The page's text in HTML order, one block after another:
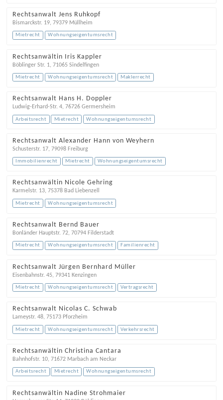
Rechtsanwalt Jens Ruhkopf
Bismarckstr. 19, 79379 Müllheim
Mietrecht Wohnungseigentumsrecht
Rechtsanwältin Iris Kappler
Böblinger Str. 1, 71065 Sindelfingen
Mietrecht Wohnungseigentumsrecht Maklerrecht
Rechtsanwalt Hans H. Doppler
Ludwig-Erhard-Str. 4, 76726 Germersheim
Arbeitsrecht Mietrecht Wohnungseigentumsrecht
Rechtsanwalt Alexander Hann von Weyhern
Schusterstr. 17, 79098 Freiburg
Immobilienrecht Mietrecht Wohnungseigentumsrecht
Rechtsanwältin Nicole Gehring
Karmelstr. 13, 75378 Bad Liebenzell
Mietrecht Wohnungseigentumsrecht
Rechtsanwalt Bernd Bauer
Bonländer Hauptstr. 72, 70794 Filderstadt
Mietrecht Wohnungseigentumsrecht Familienrecht
Rechtsanwalt Jürgen Bernhard Müller
Eisenbahnstr. 45, 79341 Kenzingen
Mietrecht Wohnungseigentumsrecht Vertragsrecht
Rechtsanwalt Nicolas C. Schwab
Lameystr. 48, 75173 Pforzheim
Mietrecht Wohnungseigentumsrecht Verkehrsrecht
Rechtsanwältin Christina Cantara
Bahnhofstr. 10, 71672 Marbach am Neckar
Arbeitsrecht Mietrecht Wohnungseigentumsrecht
Rechtsanwältin Nadine Strohmaier